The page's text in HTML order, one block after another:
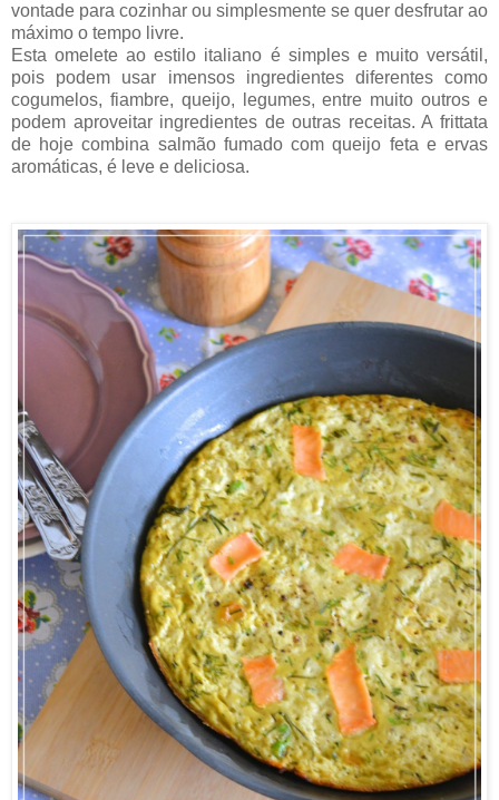
vontade para cozinhar ou simplesmente se quer desfrutar ao
máximo o tempo livre.
Esta omelete ao estilo italiano é simples e muito versátil,
pois podem usar imensos ingredientes diferentes como
cogumelos, fiambre, queijo, legumes, entre muito outros e
podem aproveitar ingredientes de outras receitas. A frittata
de hoje combina salmão fumado com queijo feta e ervas
aromáticas, é leve e deliciosa.